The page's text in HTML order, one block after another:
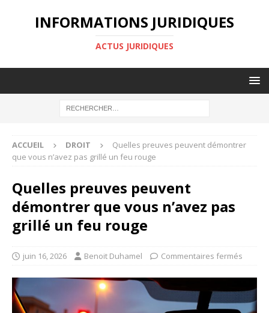
INFORMATIONS JURIDIQUES
ACTUS JURIDIQUES
ACCUEIL DROIT
Quelles preuves peuvent démontrer
que vous n’avez pas grillé un feu rouge
Quelles preuves peuvent
démontrer que vous n’avez pas
grillé un feu rouge
juin 16, 2026 Benoit Duhamel Commentaires fermés